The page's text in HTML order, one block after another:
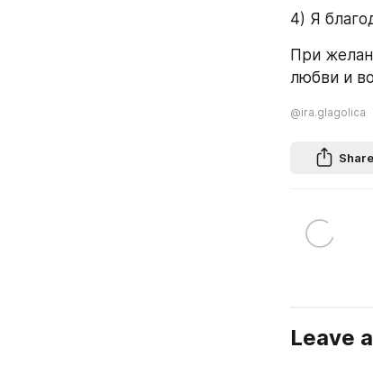
4) Я
При
любви и
@ira.glagolica
Share
Leave